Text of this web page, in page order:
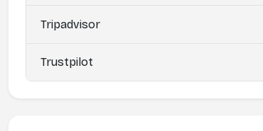
Tripadvisor
Trustpilot